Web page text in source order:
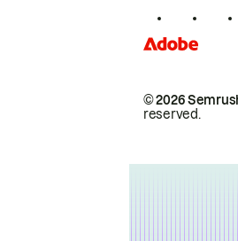
© 2026
reserved.